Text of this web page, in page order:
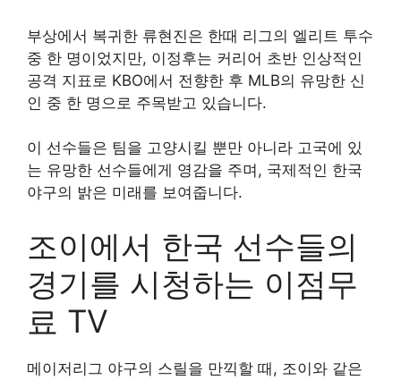
부상에서 복귀한 류현진은 한때 리그의 엘리트 투수
중 한 명이었지만, 이정후는 커리어 초반 인상적인
공격 지표로 KBO에서 전향한 후 MLB의 유망한 신
인 중 한 명으로 주목받고 있습니다.
이 선수들은 팀을 고양시킬 뿐만 아니라 고국에 있
는 유망한 선수들에게 영감을 주며, 국제적인 한국
야구의 밝은 미래를 보여줍니다.
조이에서 한국 선수들의
경기를 시청하는 이점무
료 TV
메이저리그 야구의 스릴을 만끽할 때, 조이와 같은